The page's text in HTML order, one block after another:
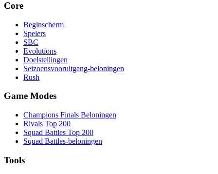
Core
Beginscherm
Spelers
SBC
Evolutions
Doelstellingen
Seizoensvooruitgang-beloningen
Rush
Game Modes
Champions Finals Beloningen
Rivals Top 200
Squad Battles Top 200
Squad Battles-beloningen
Tools